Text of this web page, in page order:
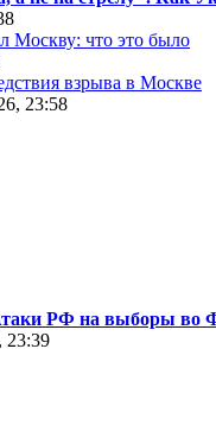
Москву: что это было
взрыва в Москве
23:58
РФ на выборы во
23:39